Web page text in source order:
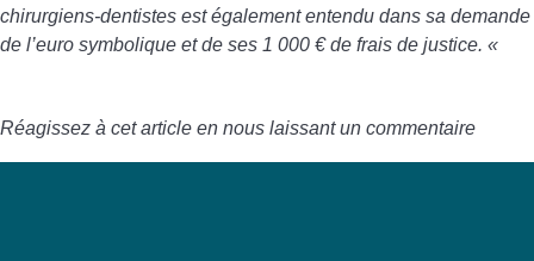
chirurgiens-dentistes est également entendu dans sa demande
de l’euro symbolique et de ses 1 000 € de frais de justice. «
Réagissez à cet article en nous laissant un commentaire
non en cliquant sur le bouton "Je souhaite Gérer mes
préférences"
souhaite gérer mes préférences